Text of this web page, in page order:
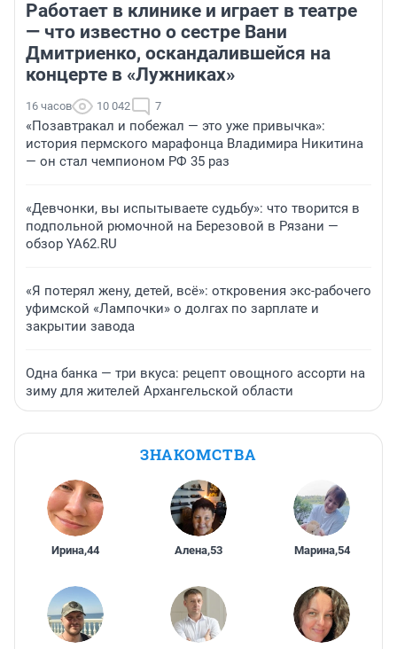
Работает в клинике и играет в театре
— что известно о сестре Вани
Дмитриенко, оскандалившейся на
концерте в «Лужниках»
16 часов 10 042 7
«Позавтракал и побежал — это уже привычка»:
история пермского марафонца Владимира Никитина
— он стал чемпионом РФ 35 раз
«Девчонки, вы испытываете судьбу»: что творится в
подпольной рюмочной на Березовой в Рязани —
обзор YA62.RU
«Я потерял жену, детей, всё»: откровения экс-рабочего
уфимской «Лампочки» о долгах по зарплате и
закрытии завода
Одна банка — три вкуса: рецепт овощного ассорти на
зиму для жителей Архангельской области
ЗНАКОМСТВА
Ирина,44 Алена,53 Марина,54